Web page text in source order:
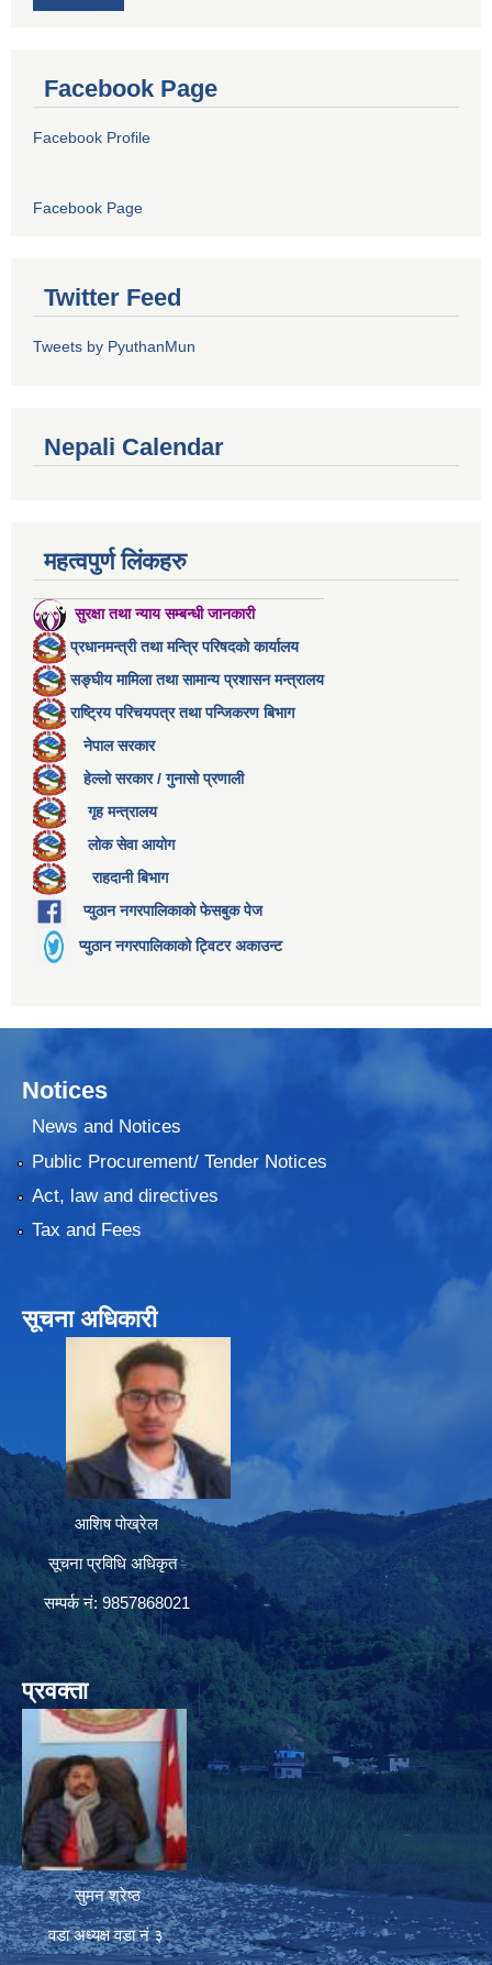
Facebook Page
Facebook Profile
Facebook Page
Twitter Feed
Tweets by PyuthanMun
Nepali Calendar
महत्वपुर्ण लिंकहरु
सुरक्षा तथा न्याय सम्बन्धी जानकारी
प्रधानमन्त्री तथा मन्त्रि परिषदको कार्यालय
सङ्घीय मामिला तथा सामान्य प्रशासन मन्त्रालय
राष्ट्रिय परिचयपत्र तथा पन्जिकरण बिभाग
नेपाल सरकार
हेल्लो सरकार / गुनासो प्रणाली
गृह मन्त्रालय
लोक सेवा आयोग
राहदानी बिभाग
प्युठान नगरपालिकाको फेसबुक पेज
प्युठान नगरपालिकाको ट्विटर अकाउन्ट
Notices
News and Notices
Public Procurement/ Tender Notices
Act, law and directives
Tax and Fees
सूचना अधिकारी
आशिष पोख्रेल
सूचना प्रविधि अधिकृत
सम्पर्क नं: 9857868021
प्रवक्ता
सुमन श्रेष्ठ
वडा अध्यक्ष वडा नं ३